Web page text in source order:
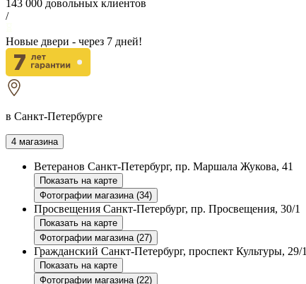
143 000 довольных клиентов
/
Новые двери - через 7 дней!
в Санкт-Петербурге
4 магазина
Ветеранов Санкт-Петербург, пр. Маршала Жукова, 41
Показать на карте
Фотографии магазина (34)
Просвещения Санкт-Петербург, пр. Просвещения, 30/1
Показать на карте
Фотографии магазина (27)
Гражданский Санкт-Петербург, проспект Культуры, 29/1
Показать на карте
Фотографии магазина (22)